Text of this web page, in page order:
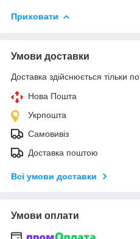
Приховати
Умови доставки
Доставка здійснюється тільки
Нова Пошта
Укрпошта
Самовивіз
Доставка поштою
Всі умови доставки
Умови оплати